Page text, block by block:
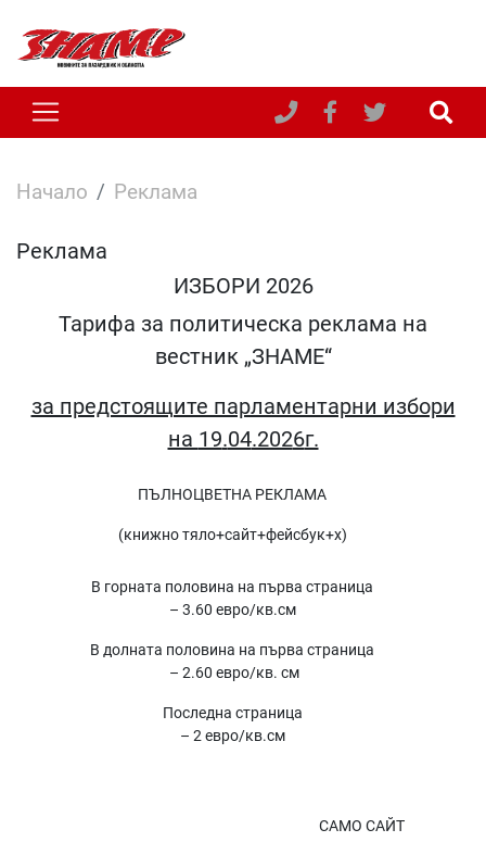
Начало Реклама
Реклама
ИЗБОРИ 2026
Тарифа за политическа реклама на
вестник „ЗНАМЕ“
за предстоящите парламентарни избори
на 19.04.2026г.
ПЪЛНОЦВЕТНА РЕКЛАМА
(книжно тяло+сайт+фейсбук+x)
В горната половина на първа страница
– 3.60 евро/кв.см
В долната половина на първа страница
– 2.60 евро/кв. см
Последна страница
– 2 евро/кв.см
САМО САЙТ